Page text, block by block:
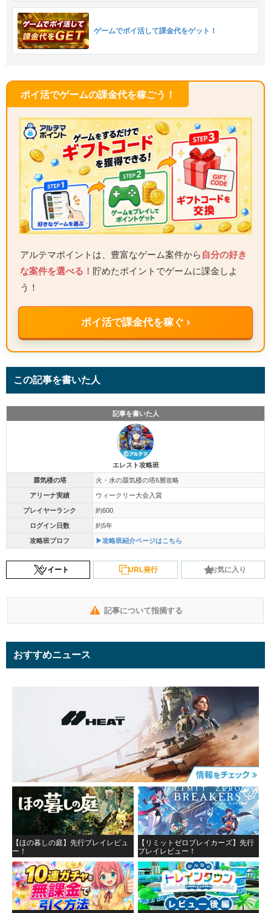
ゲームでポイ活して課金代をゲット！
ポイ活でゲームの課金代を稼ごう！
アルテマポイントは、豊富なゲーム案件から 自分の好き
な案件を選べる！ 貯めたポイントでゲームに課金しよ
う！
ポイ活で課金代を稼ぐ ›
この記事を書いた人
記事を書いた人
エレスト攻略班
蜃気楼の塔 火・水の蜃気楼の塔6層攻略
アリーナ実績 ウィークリー大会入賞
プレイヤーランク 約600
ログイン日数 約5年
攻略班プロフ ▶攻略班紹介ページはこちら
ツイート URL発行 お気に入り
記事について指摘する
おすすめニュース
【ほの暮しの庭】先行プレイレビュ
ー！
【リミットゼロブレイカーズ】先行
プレイレビュー！